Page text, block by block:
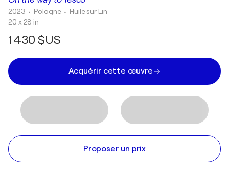
2023 • Pologne • Huile sur Lin
20 x 28 in
1 430 $US
Acquérir cette œuvre
Proposer un prix